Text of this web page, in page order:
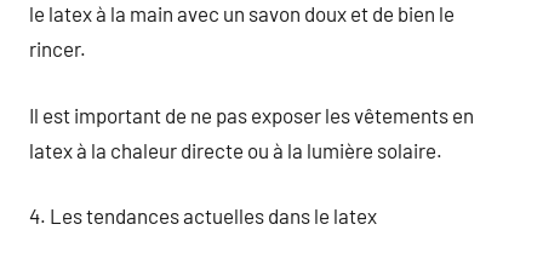
le latex à la main avec un savon doux et de bien le
rincer.
Il est important de ne pas exposer les vêtements en
latex à la chaleur directe ou à la lumière solaire.
4. Les tendances actuelles dans le latex